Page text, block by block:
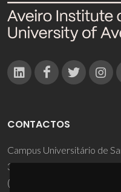
CONTACTOS
Campus Universitário de
3810-193 Aveiro - Portugal
(+351) 234 370 200